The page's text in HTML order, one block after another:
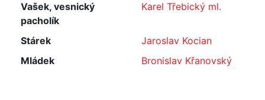
Vašek, vesnický
pacholík
Karel Třebický ml.
Stárek
Jaroslav Kocian
Mládek
Bronislav Křanovský